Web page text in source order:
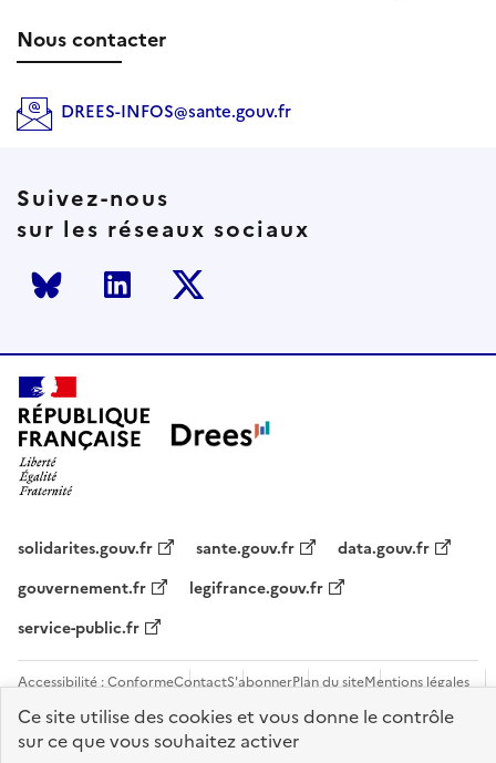
Nous contacter
DREES-INFOS@sante.gouv.fr
Suivez-nous
sur les réseaux sociaux
Bluesky LinkedInTwitter
solidarites.gouv.fr sante.gouv.fr
data.gouv.fr
gouvernement.fr
legifrance.gouv.fr
service-public.fr
Accessibilité : ConformeContactS'abonnerPlan du siteMentions légales
Flux RSS
Recrutements
Sauf mention contraire, tous les contenus de ce site sont sous
Ce site utilise des cookies et vous donne le contrôle
sur ce que vous souhaitez activer